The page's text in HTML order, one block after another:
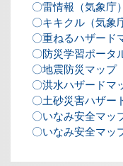
〇雷情報（気象庁）
〇キキクル（気象
〇重ねるハザード
〇防災学習ポータ
〇地震防災マップ
〇洪水ハザードマ
〇土砂災害ハザー
〇いなみ安全マッ
〇いなみ安全マッ